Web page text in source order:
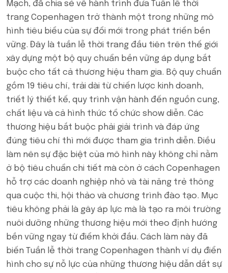
Mạch, đã chia sẻ về hành trình đưa Tuần lễ thời
trang Copenhagen trở thành một trong những mô
hình tiêu biểu của sự đổi mới trong phát triển bền
vững. Đây là tuần lễ thời trang đầu tiên trên thế giới
xây dựng một bộ quy chuẩn bền vững áp dụng bắt
buộc cho tất cả thương hiệu tham gia. Bộ quy chuẩn
gồm 19 tiêu chí, trải dài từ chiến lược kinh doanh,
triết lý thiết kế, quy trình vận hành đến nguồn cung,
chất liệu và cả hình thức tổ chức show diễn. Các
thương hiệu bắt buộc phải giải trình và đáp ứng
đúng tiêu chí thì mới được tham gia trình diễn. Điều
làm nên sự đặc biệt của mô hình này không chỉ nằm
ở bộ tiêu chuẩn chi tiết mà còn ở cách Copenhagen
hỗ trợ các doanh nghiệp nhỏ và tài năng trẻ thông
qua cuộc thi, hội thảo và chương trình đào tạo. Mục
tiêu không phải là gây áp lực mà là tạo ra môi trường
nuôi dưỡng những thương hiệu mới theo định hướng
bền vững ngay từ điểm khởi đầu. Cách làm này đã
biến Tuần lễ thời trang Copenhagen thành ví dụ điển
hình cho sự nỗ lực của những thương hiệu dẫn dắt sự